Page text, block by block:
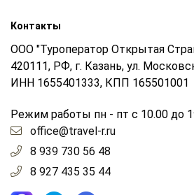
Контакты
ООО "Туроператор Открытая
420111, РФ, г. Казань, ул.
ИНН 1655401333, КПП 165501001
Режим работы пн - пт с 10.00 до
office@travel-r.ru
8 939 730 56 48
8 927 435 35 44